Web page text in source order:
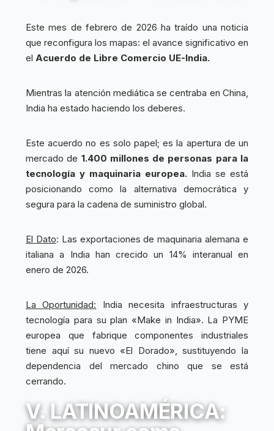
Este mes de febrero de 2026 ha traído una noticia
que reconfigura los mapas: el avance significativo en
el Acuerdo de Libre Comercio UE-India.
Mientras la atención mediática se centraba en China,
India ha estado haciendo los deberes.
Este acuerdo no es solo papel; es la apertura de un
mercado de 1.400 millones de personas para la
tecnología y maquinaria europea. India se está
posicionando como la alternativa democrática y
segura para la cadena de suministro global.
El Dato: Las exportaciones de maquinaria alemana e
italiana a India han crecido un 14% interanual en
enero de 2026.
La Oportunidad: India necesita infraestructuras y
tecnología para su plan «Make in India». La PYME
europea que fabrique componentes industriales
tiene aquí su nuevo «El Dorado», sustituyendo la
dependencia del mercado chino que se está
cerrando.
V. LATINOAMÉRICA: